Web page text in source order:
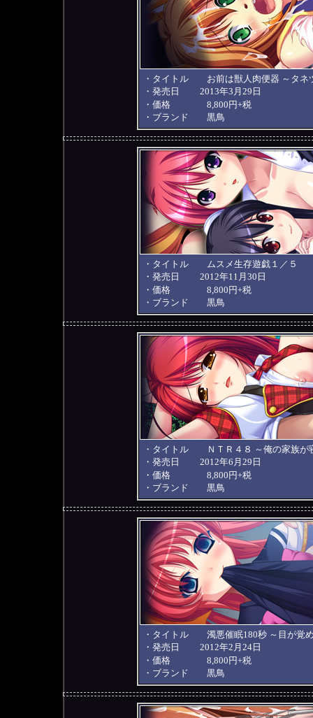
・タイトル お前は獣人肉便器 ～タネ
・発売日 2013年3月29日
・価格 8,800円+税
・ブランド 黒鳥
・タイトル ムスメ生存遊戯１／５
・発売日 2012年11月30日
・価格 8,800円+税
・ブランド 黒鳥
・タイトル ＮＴＲ４８ ～俺の家族が
・発売日 2012年6月29日
・価格 8,800円+税
・ブランド 黒鳥
・タイトル 濁悪催眠180秒 ～目が覚
・発売日 2012年2月24日
・価格 8,800円+税
・ブランド 黒鳥